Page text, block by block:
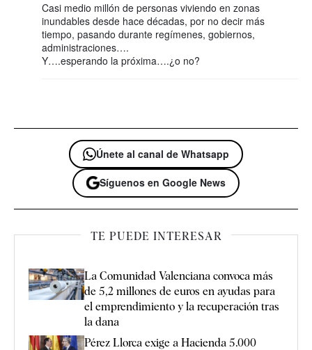
Casi medio millón de personas viviendo en zonas
inundables desde hace décadas, por no decir más
tiempo, pasando durante regímenes, gobiernos,
administraciones….
Y….esperando la próxima….¿o no?
Únete al canal de Whatsapp
Síguenos en Google News
TE PUEDE INTERESAR
La Comunidad Valenciana convoca más
de 5,2 millones de euros en ayudas para
el emprendimiento y la recuperación tras
la dana
Pérez Llorca exige a Hacienda 5.000